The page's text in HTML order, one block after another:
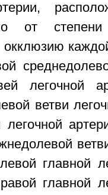
от
легочной
ветви
легочной
главной
главной